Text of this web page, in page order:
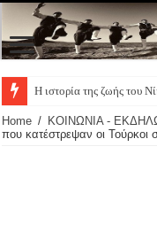
Η ιστορία της ζωής του
Home / ΚΟΙΝΩΝΙΑ -
που κατέστρεψαν οι Τούρκοι